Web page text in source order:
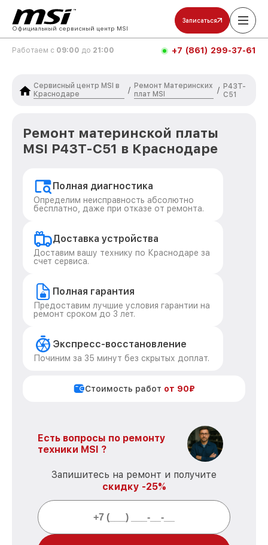
Официальный сервисный центр MSI
Записаться
Работаем с 09:00 до 21:00 +7 (861) 299-37-61
Сервисный центр MSI в
Краснодаре
/
Ремонт Материнских
плат MSI
/ P43T-
C51
Ремонт материнской платы
MSI P43T-C51 в Краснодаре
Полная диагностика
Определим неисправность абсолютно
бесплатно, даже при отказе от ремонта.
Доставка устройства
Доставим вашу технику по Краснодаре за
счет сервиса.
Полная гарантия
Предоставим лучшие условия гарантии на
ремонт сроком до 3 лет.
Экспресс-восстановление
Починим за 35 минут без скрытых доплат.
Стоимость работ от 90₽
Есть вопросы по ремонту
техники MSI ?
Запишитесь на ремонт и получите
скидку -25%